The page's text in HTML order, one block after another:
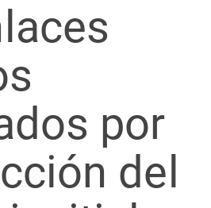
por
del